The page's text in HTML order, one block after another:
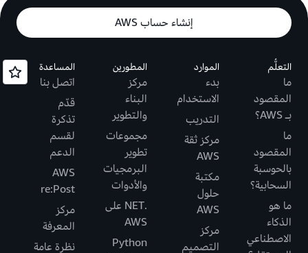
إنشاء حساب AWS
التعلُّم
ما
المقصود
بـ AWS؟
ما
المقصود
بالحوسبة
السحابية؟
ما هو
الذكاء
الاصطناعي
الموارد
بدء
الاستخدام
التدريب
مركز ثقة
AWS
مكتبة
حلول
AWS
مركز
التصميم
المطورين
مركز
البناء
والتطوير
مجموعات
تطوير
البرمجيات
والأدوات
.NET على
AWS
Python
المساعدة
اتصل بنا
قدّم
تذكرة
لقسم
الدعم
AWS
re:Post
مركز
المعرفة
نظرة عامة